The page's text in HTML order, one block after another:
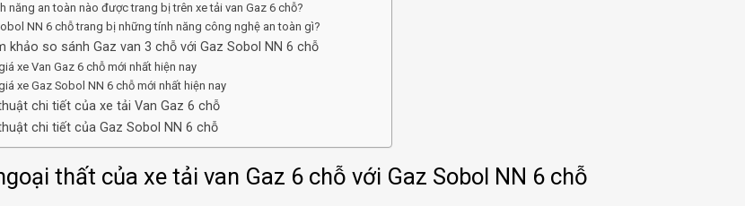
năng an toàn nào được trang bị trên xe tải van Gaz 6 chỗ?
NN 6 chỗ trang bị những tính năng công nghệ an toàn gì?
khảo so sánh Gaz van 3 chỗ với Gaz Sobol NN 6 chỗ
xe Van Gaz 6 chỗ mới nhất hiện nay
xe Gaz Sobol NN 6 chỗ mới nhất hiện nay
chi tiết của xe tải Van Gaz 6 chỗ
chi tiết của Gaz Sobol NN 6 chỗ
thất của xe tải van Gaz 6 chỗ với Gaz Sobol NN 6 chỗ